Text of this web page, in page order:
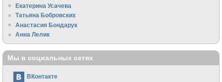
Екатерина Усачева
Татьяна Бобровских
Анастасия Бондарук
Анна Лелик
Мы в социальных сетях
ВКонтакте